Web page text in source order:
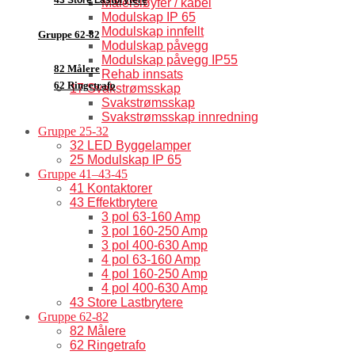
Gruppe 62-82
82 Målere
62 Ringetrafo
Målersløyfer / kabel
Modulskap IP 65
Modulskap innfellt
Modulskap påvegg
Modulskap påvegg IP55
Rehab innsats
17 Svakstrømsskap
Svakstrømsskap
Svakstrømsskap innredning
Gruppe 25-32
32 LED Byggelamper
25 Modulskap IP 65
Gruppe 41–43-45
41 Kontaktorer
43 Effektbrytere
3 pol 63-160 Amp
3 pol 160-250 Amp
3 pol 400-630 Amp
4 pol 63-160 Amp
4 pol 160-250 Amp
4 pol 400-630 Amp
43 Store Lastbrytere
Gruppe 62-82
82 Målere
62 Ringetrafo